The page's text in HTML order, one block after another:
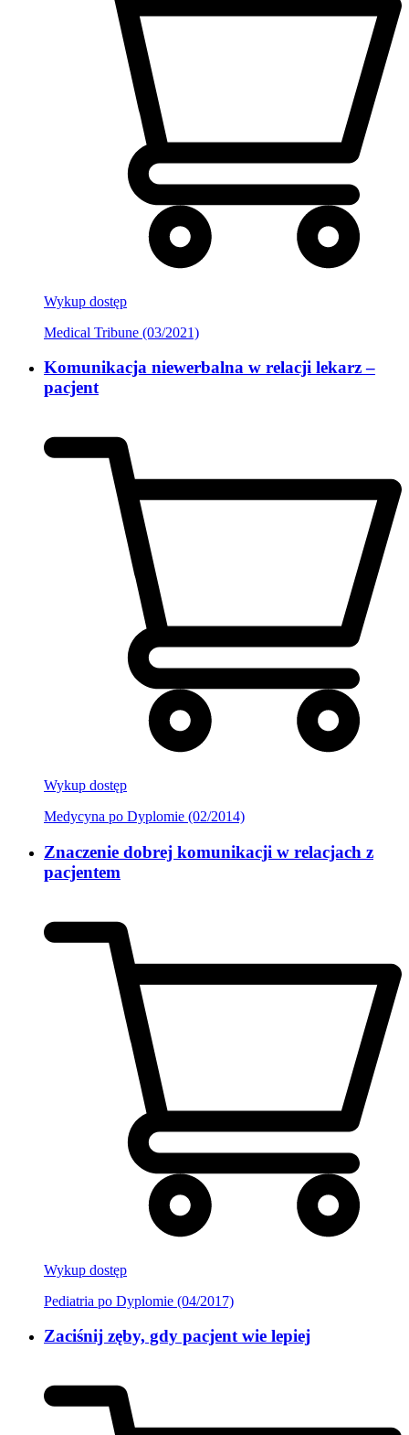
Wykup dostęp
Medical Tribune (03/2021)
Komunikacja niewerbalna w relacji lekarz –
pacjent
Wykup dostęp
Medycyna po Dyplomie (02/2014)
Znaczenie dobrej komunikacji w relacjach z
pacjentem
Wykup dostęp
Pediatria po Dyplomie (04/2017)
Zaciśnij zęby, gdy pacjent wie lepiej